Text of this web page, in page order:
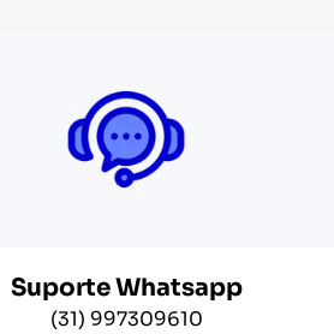
Suporte Whatsapp
(31) 997309610